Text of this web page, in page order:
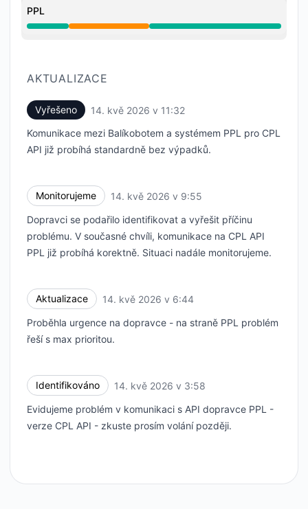
PPL
Částečný výpadek z 3:58 AM do 11:32 AM
AKTUALIZACE
Vyřešeno 14. kvě 2026 v 11:32
Komunikace mezi Balíkobotem a systémem PPL pro CPL
API již probíhá standardně bez výpadků.
Monitorujeme 14. kvě 2026 v 9:55
Dopravci se podařilo identifikovat a vyřešit příčinu
problému. V současné chvíli, komunikace na CPL API
PPL již probíhá korektně. Situaci nadále monitorujeme.
Aktualizace 14. kvě 2026 v 6:44
Proběhla urgence na dopravce - na straně PPL problém
řeší s max prioritou.
Identifikováno 14. kvě 2026 v 3:58
Evidujeme problém v komunikaci s API dopravce PPL -
verze CPL API - zkuste prosím volání později.